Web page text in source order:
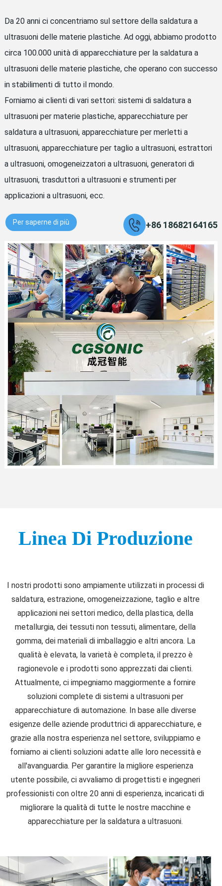
Da 20 anni ci concentriamo sul settore della saldatura a
ultrasuoni delle materie plastiche. Ad oggi, abbiamo prodotto
circa 100.000 unità di apparecchiature per la saldatura a
ultrasuoni delle materie plastiche, che operano con successo
in stabilimenti di tutto il mondo.
Forniamo ai clienti di vari settori: sistemi di saldatura a
ultrasuoni per materie plastiche, apparecchiature per
saldatura a ultrasuoni, apparecchiature per merletti a
ultrasuoni, apparecchiature per taglio a ultrasuoni, estrattori
a ultrasuoni, omogeneizzatori a ultrasuoni, generatori di
ultrasuoni, trasduttori a ultrasuoni e strumenti per
applicazioni a ultrasuoni, ecc.
Per saperne di più +86 18682164165
Linea Di Produzione
I nostri prodotti sono ampiamente utilizzati in processi di
saldatura, estrazione, omogeneizzazione, taglio e altre
applicazioni nei settori medico, della plastica, della
metallurgia, dei tessuti non tessuti, alimentare, della
gomma, dei materiali di imballaggio e altri ancora. La
qualità è elevata, la varietà è completa, il prezzo è
ragionevole e i prodotti sono apprezzati dai clienti.
Attualmente, ci impegniamo maggiormente a fornire
soluzioni complete di sistemi a ultrasuoni per
apparecchiature di automazione. In base alle diverse
esigenze delle aziende produttrici di apparecchiature, e
grazie alla nostra esperienza nel settore, sviluppiamo e
forniamo ai clienti soluzioni adatte alle loro necessità e
all'avanguardia. Per garantire la migliore esperienza
utente possibile, ci avvaliamo di progettisti e ingegneri
professionisti con oltre 20 anni di esperienza, incaricati di
migliorare la qualità di tutte le nostre macchine e
apparecchiature per la saldatura a ultrasuoni.